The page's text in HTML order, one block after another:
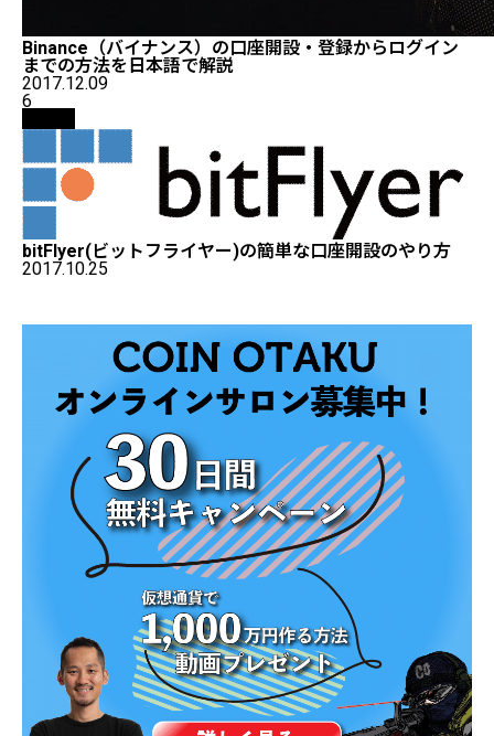
Binance（バイナンス）の口座開設・登録からログイン
までの方法を日本語で解説
2017.12.09
6
bitFlyer(ビットフライヤー)の簡単な口座開設のやり方
2017.10.25